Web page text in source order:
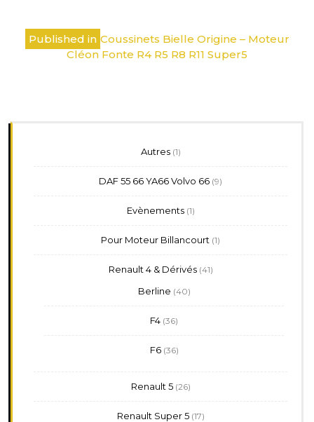
Navigation
Published in Coussinets Bielle Origine – Moteur
Cléon Fonte R4 R5 R8 R11 Super5
Autres 11
DAF 55 66 YA66 Volvo 66 99
Evènements 11
Pour Moteur Billancourt 11
Renault 4 & Dérivés 4141
Berline 4040
F4 3636
F6 3636
Renault 5 2626
Renault Super 5 1717